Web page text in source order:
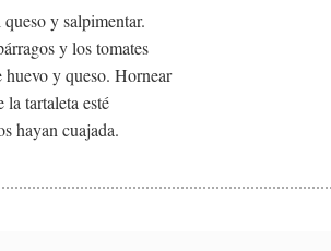
y salpimentar.
y los tomates
y queso. Hornear
la tartaleta esté
hayan cuajada.